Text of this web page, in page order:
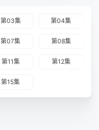
第03集 第04集
第07集 第08集
第11集 第12集
第15集